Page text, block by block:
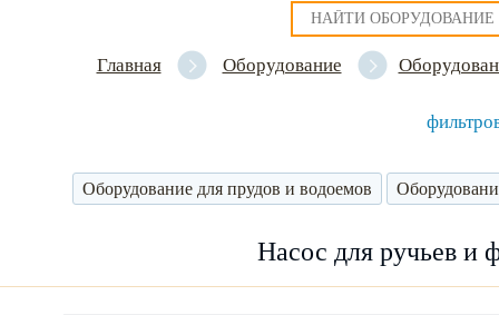
Главная Оборудование
Оборудование для прудов и водоемов
Насос для ручьев и